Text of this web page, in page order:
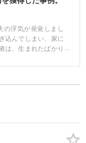
の浮気が発覚しまし
込んでしまい、家に
は、生まれたばかり
ているものの、慰謝
たことは、浮気の証
気相手の女性とのメ
。そして、それらの